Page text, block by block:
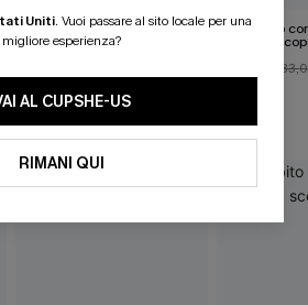
Abito monospalla con
cintura e stampa a foglie
Mini abito
schiena
ANCHE
Uniti. Vuoi passare al sito locale per una
migliore esperienza?
AL CUPSHE-US
RIMANI QUI